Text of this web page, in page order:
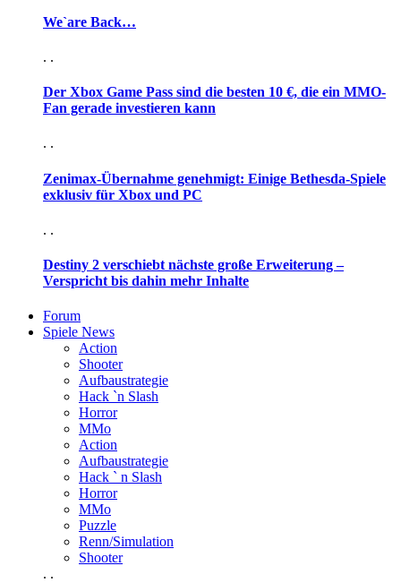
We`are Back…
. .
Der Xbox Game Pass sind die besten 10 €, die ein MMO-
Fan gerade investieren kann
. .
Zenimax-Übernahme genehmigt: Einige Bethesda-Spiele
exklusiv für Xbox und PC
. .
Destiny 2 verschiebt nächste große Erweiterung –
Verspricht bis dahin mehr Inhalte
Forum
Spiele News
Action
Shooter
Aufbaustrategie
Hack `n Slash
Horror
MMo
Action
Aufbaustrategie
Hack ` n Slash
Horror
MMo
Puzzle
Renn/Simulation
Shooter
. .